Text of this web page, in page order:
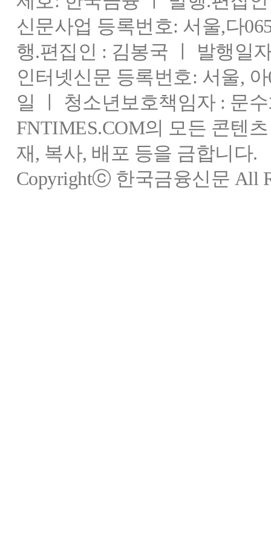
신문사업 등록번호: 서울,다
행.편집인 : 김봉국 ㅣ 발행일
인터넷신문 등록번호: 서울,
일 ㅣ 청소년보호책임자 : 문
FNTIMES.COM의 모든 콘텐
재, 복사, 배포 등을 금합니다.
Copyrightⓒ 한국금융신문 All